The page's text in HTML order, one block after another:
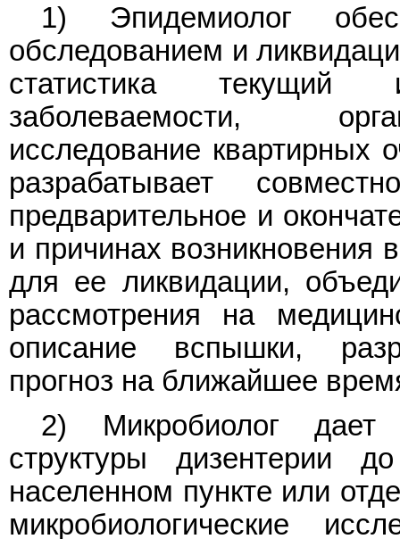
1) Эпидемиолог
обследованием и
статистика текущий
заболеваемости,
исследование квартирных
разрабатывает
предварительное и
и причинах возникновения
для ее ликвидации,
рассмотрения на
описание вспышки,
прогноз на ближайшее
2) Микробиолог дает
структуры
населенном пункте или
микробиологические